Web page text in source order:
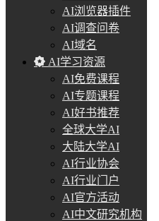
AI浏览器插件
AI调查问卷
AI域名
AI学习资源
AI免费课程
AI专题课程
AI好书推荐
全球大学AI
大陆大学AI
AI行业协会
AI行业门户
AI官方活动
AI中文研究机构